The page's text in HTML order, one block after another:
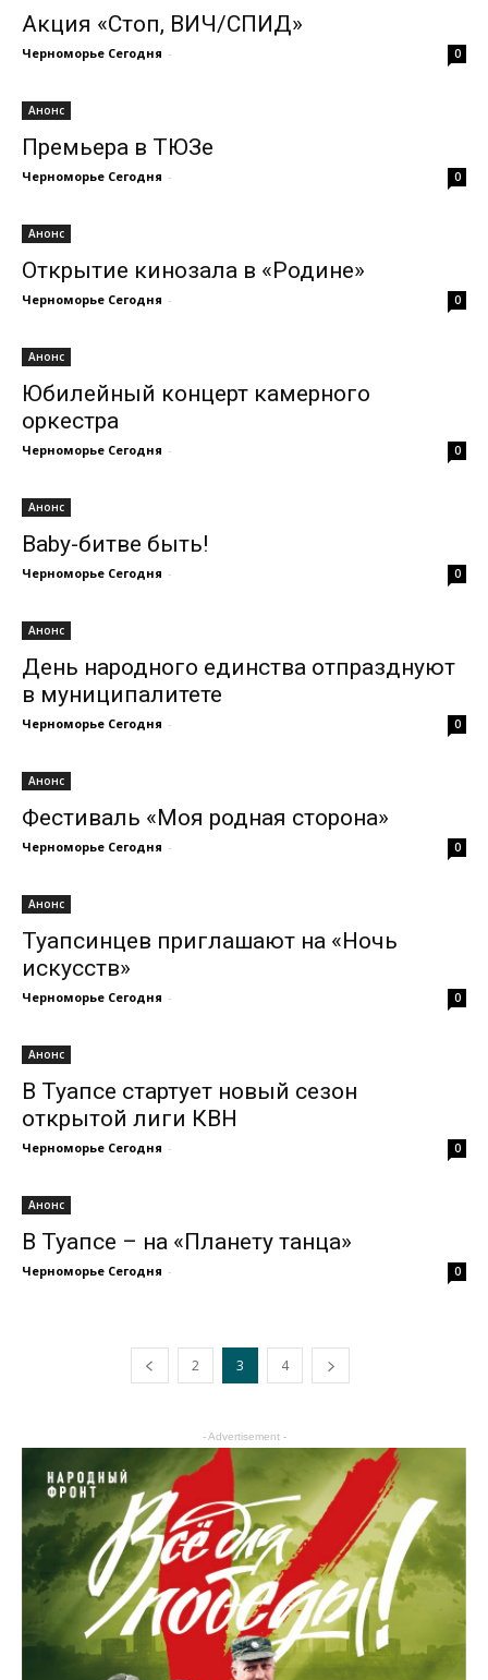
Акция «Стоп, ВИЧ/СПИД»
Черноморье Сегодня - 0
Анонс
Премьера в ТЮЗе
Черноморье Сегодня - 0
Анонс
Открытие кинозала в «Родине»
Черноморье Сегодня - 0
Анонс
Юбилейный концерт камерного
оркестра
Черноморье Сегодня - 0
Анонс
Baby-битве быть!
Черноморье Сегодня - 0
Анонс
День народного единства отпразднуют
в муниципалитете
Черноморье Сегодня - 0
Анонс
Фестиваль «Моя родная сторона»
Черноморье Сегодня - 0
Анонс
Туапсинцев приглашают на «Ночь
искусств»
Черноморье Сегодня - 0
Анонс
В Туапсе стартует новый сезон
открытой лиги КВН
Черноморье Сегодня - 0
Анонс
В Туапсе – на «Планету танца»
Черноморье Сегодня - 0
2 3 4
- Advertisement -